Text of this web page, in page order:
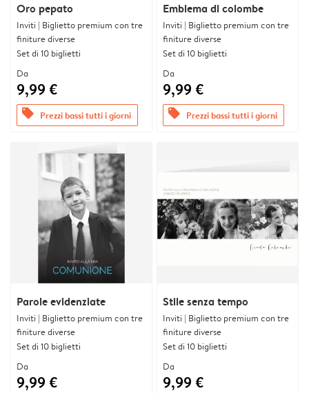
Oro pepato
Inviti | Biglietto premium con tre
finiture diverse
Set di 10 biglietti
Da
9,99 €
offers Prezzi bassi tutti i giorni
Emblema di colombe
Inviti | Biglietto premium con tre
finiture diverse
Set di 10 biglietti
Da
9,99 €
offers Prezzi bassi tutti i giorni
Parole evidenziate
Inviti | Biglietto premium con tre
finiture diverse
Set di 10 biglietti
Da
9,99 €
Stile senza tempo
Inviti | Biglietto premium con tre
finiture diverse
Set di 10 biglietti
Da
9,99 €